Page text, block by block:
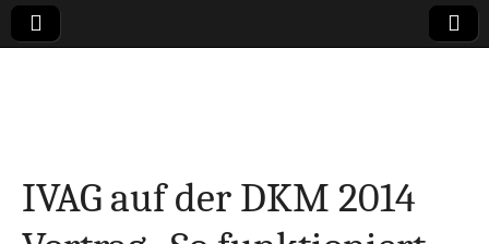
Finanzen,
IVAG auf der DKM 2014